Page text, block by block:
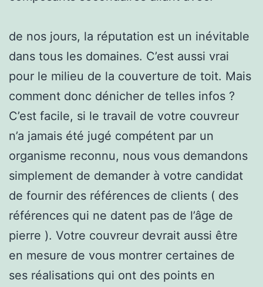
de nos jours, la réputation est un inévitable
dans tous les domaines. C’est aussi vrai
pour le milieu de la couverture de toit. Mais
comment donc dénicher de telles infos ?
C’est facile, si le travail de votre couvreur
n’a jamais été jugé compétent par un
organisme reconnu, nous vous demandons
simplement de demander à votre candidat
de fournir des références de clients ( des
références qui ne datent pas de l’âge de
pierre ). Votre couvreur devrait aussi être
en mesure de vous montrer certaines de
ses réalisations qui ont des points en